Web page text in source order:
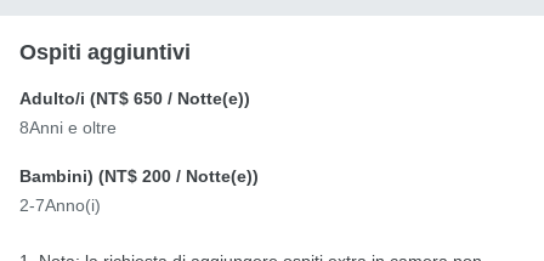
Ospiti aggiuntivi
Adulto/i (NT$ 650 / Notte(e))
8Anni e oltre
Bambini) (NT$ 200 / Notte(e))
2-7Anno(i)